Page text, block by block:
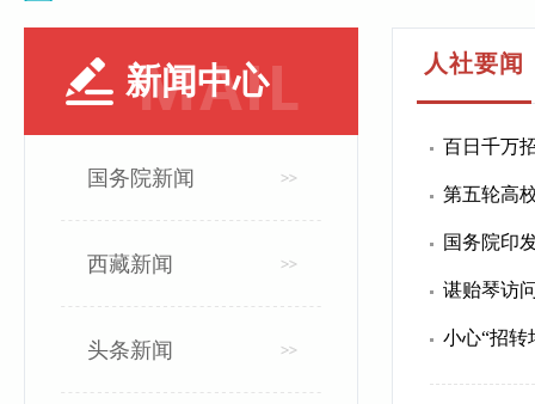
新闻中心
国务院新闻
西藏新闻
头条新闻
人社要闻
第五轮高
国务院印
谌贻琴访
小心“招转